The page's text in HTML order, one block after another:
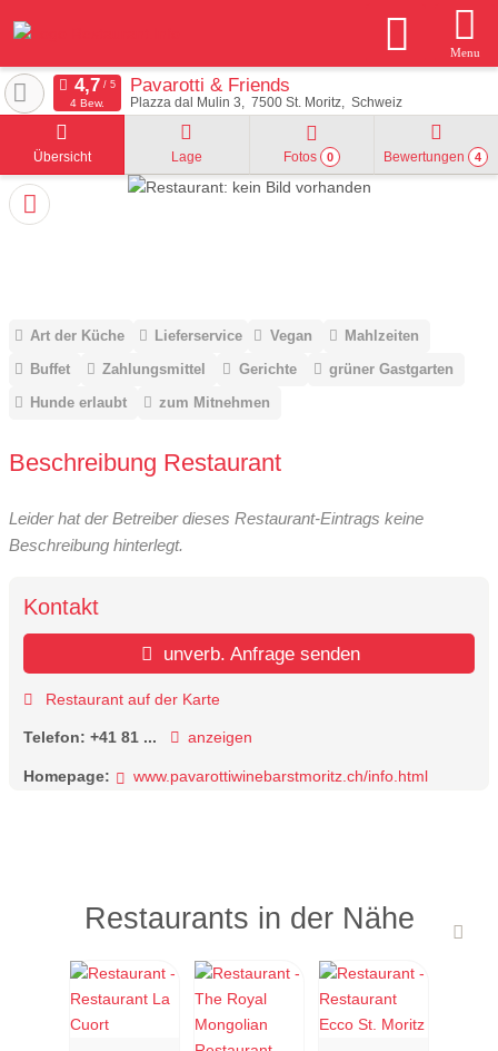
Menu
Pavarotti & Friends
Plazza dal Mulin 3 7500 St. Moritz Schweiz
4 Bew.
Übersicht Lage Fotos 0 Bewertungen 4
Art der Küche Lieferservice Vegan
Mahlzeiten
Buffet
Zahlungsmittel Gerichte
grüner Gastgarten
Hunde erlaubt
zum Mitnehmen
Beschreibung Restaurant
Leider hat der Betreiber dieses Restaurant-Eintrags keine
Beschreibung hinterlegt.
Kontakt
unverb. Anfrage senden
Restaurant auf der Karte
Telefon: +41 81 ... anzeigen
Homepage: www.pavarottiwinebarstmoritz.ch/info.html
Restaurants in der Nähe